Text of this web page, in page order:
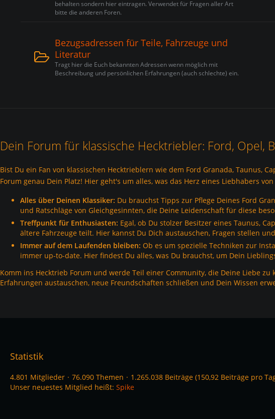
behalten sondern hier eintragen. Verwendet für Fragen aller Art
bitte die anderen Foren.
Bezugsadressen für Teile, Fahrzeuge und
Literatur
Tragt hier die Euch bekannten Adressen wenn möglich mit
Beschreibung und persönlichen Erfahrungen (auch schlechte) ein.
Dein Forum für klassische Hecktriebler: Ford, Opel,
Bist Du ein Fan von klassischen Hecktrieblern wie dem Ford Granada, Taunus,
Forum genau Dein Platz! Hier geht's um alles, was das Herz eines Liebhabers
Alles über Deinen Klassiker: Du brauchst Tipps zur Pflege Deines Ford
und Ratschläge von Gleichgesinnten, die Deine Leidenschaft für diese
Treffpunkt für Enthusiasten: Egal, ob Du stolzer Besitzer eines Taunus,
ältere Fahrzeuge teilt. Hier kannst Du Dich austauschen, Fragen stellen
Immer auf dem Laufenden bleiben: Ob es um spezielle Techniken zur
immer up-to-date. Hier findest Du alles, was Du brauchst, um Dein
Komm ins Hecktrieb Forum und werde Teil einer Community, die Deine Liebe
Erfahrungen austauschen, neue Freundschaften schließen und Dein Wissen
Statistik
4.801 Mitglieder 76.090 Themen
1.265.038 Beiträge (150,92 Beiträge pro
Unser neuestes Mitglied heißt: Spike